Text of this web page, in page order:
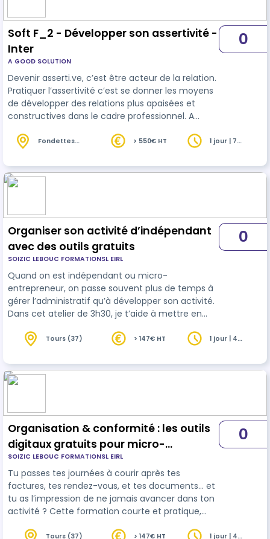
Soft F_2 - Développer son assertivité -
Inter
A GOOD SOLUTION
Devenir asserti.ve, c’est être acteur de la relation.
Pratiquer l’assertivité c’est se donner les moyens
de développer des relations plus apaisées et
constructives dans le cadre professionnel. A
clefs pour oser s'exprimer et améliorer son
0
Fondettes
> 550€ HT
1 jour | 7
Organiser son activité d’indépendant
avec des outils gratuits
SOIZIC LEBOUC FORMATIONSL EIRL
Quand on est indépendant ou micro-
entrepreneur, on passe souvent plus de temps à
gérer l’administratif qu’à développer son activité.
Dans cet atelier de 3h30, je t’aide à mettre en
uniquement des outils gratuits : pour gérer tes
documents. On travaille ensemble, pas de
théorie inutile : tu repars avec une organisation
0
Tours (37) > 147€ HT
1 jour | 4
Organisation & conformité : les outils
digitaux gratuits pour micro-
entrepreneurs et indépendants -
Webinaire
SOIZIC LEBOUC FORMATIONSL EIRL
Tu passes tes journées à courir après tes
factures, tes rendez-vous, et tes documents… et
tu as l’impression de ne jamais avancer dans ton
activité ? Cette formation courte et pratique,
entrepreneurs, va te permettre de : - Gagner du
0
Tours (37) > 147€ HT 1 jour | 4